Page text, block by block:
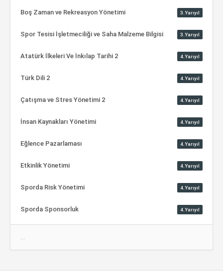
Boş Zaman ve Rekreasyon Yönetimi 3.Yarıyıl
Spor Tesisi İşletmeciliği ve Saha Malzeme Bilgisi 3.Yarıyıl
Atatürk İlkeleri Ve İnkılap Tarihi 2 4.Yarıyıl
Türk Dili 2 4.Yarıyıl
Çatışma ve Stres Yönetimi 2 4.Yarıyıl
İnsan Kaynakları Yönetimi 4.Yarıyıl
Eğlence Pazarlaması 4.Yarıyıl
Etkinlik Yönetimi 4.Yarıyıl
Sporda Risk Yönetimi 4.Yarıyıl
Sporda Sponsorluk 4.Yarıyıl
...